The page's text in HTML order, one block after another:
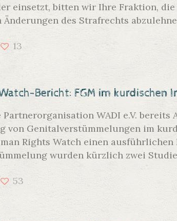
einsetzt, bitten wir Ihre Fraktion, die
Änderungen des Strafrechts
13
Bericht: FGM im kurdischen
Partnerorganisation WADI e.V.
von Genitalverstümmelungen im
Rights Watch einen
wurden kürzlich zwei
53